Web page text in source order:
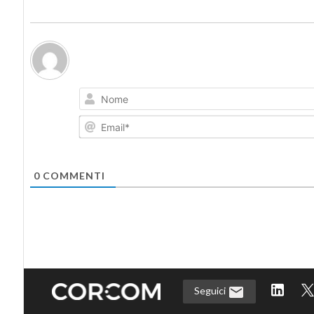
0COMMENTI
Seguici